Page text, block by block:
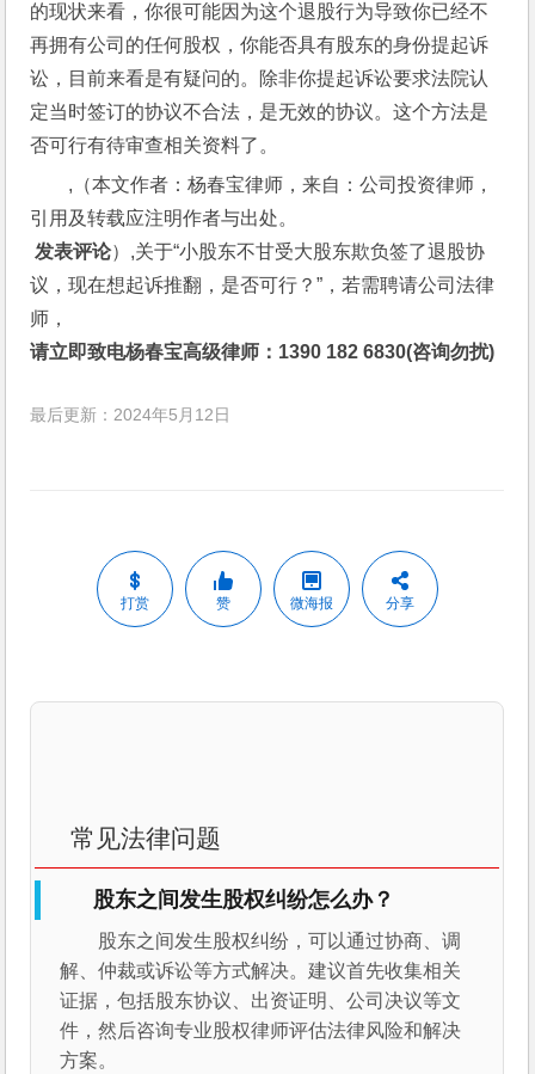
的现状来看，你很可能因为这个退股行为导致你已经不
再拥有公司的任何股权，你能否具有股东的身份提起诉
讼，目前来看是有疑问的。除非你提起诉讼要求法院认
定当时签订的协议不合法，是无效的协议。这个方法是
否可行有待审查相关资料了。
,（本文作者：杨春宝律师，来自：公司投资律师，
引用及转载应注明作者与出处。
发表评论）,关于“小股东不甘受大股东欺负签了退股协
议，现在想起诉推翻，是否可行？”，若需聘请公司法律
师，
请立即致电杨春宝高级律师：1390 182 6830(咨询勿扰)
最后更新：2024年5月12日
打赏 赞 微海报 分享
常见法律问题
股东之间发生股权纠纷怎么办？
股东之间发生股权纠纷，可以通过协商、调
解、仲裁或诉讼等方式解决。建议首先收集相关
证据，包括股东协议、出资证明、公司决议等文
件，然后咨询专业股权律师评估法律风险和解决
方案。